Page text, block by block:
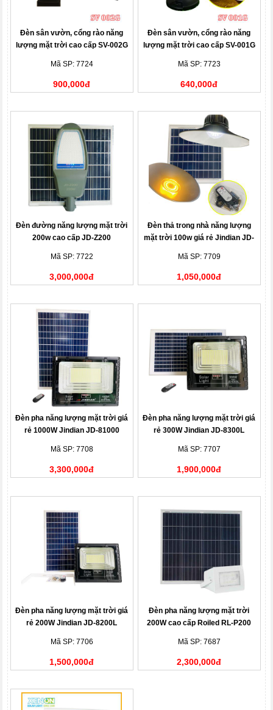
Đèn sân vườn, cổng rào năng
lượng mặt trời cao cấp SV-002G
Mã SP: 7724
900,000đ
Đèn sân vườn, cổng rào năng
lượng mặt trời cao cấp SV-001G
Mã SP: 7723
640,000đ
Đèn đường năng lượng mặt trời
200w cao cấp JD-Z200
Mã SP: 7722
3,000,000đ
Đèn thả trong nhà năng lượng
mặt trời 100w giá rẻ Jindian JD-
Mã SP: 7709
1,050,000đ
Đèn pha năng lượng mặt trời giá
rẻ 1000W Jindian JD-81000
Mã SP: 7708
3,300,000đ
Đèn pha năng lượng mặt trời giá
rẻ 300W Jindian JD-8300L
Mã SP: 7707
1,900,000đ
Đèn pha năng lượng mặt trời giá
rẻ 200W Jindian JD-8200L
Mã SP: 7706
1,500,000đ
Đèn pha năng lượng mặt trời
200W cao cấp Roiled RL-P200
Mã SP: 7687
2,300,000đ